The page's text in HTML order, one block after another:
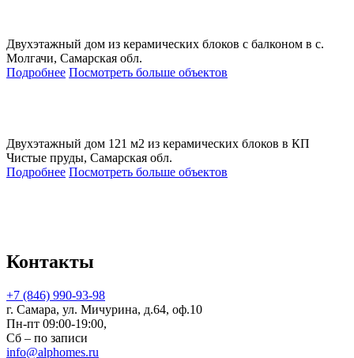
Двухэтажный дом из керамических блоков с балконом в с.
Молгачи, Самарская обл.
Подробнее Посмотреть больше объектов
Двухэтажный дом 121 м2 из керамических блоков в КП
Чистые пруды, Самарская обл.
Подробнее Посмотреть больше объектов
Контакты
+7 (846) 990-93-98
г. Самара, ул. Мичурина, д.64, оф.10
Пн-пт 09:00-19:00,
Сб – по записи
info@alphomes.ru